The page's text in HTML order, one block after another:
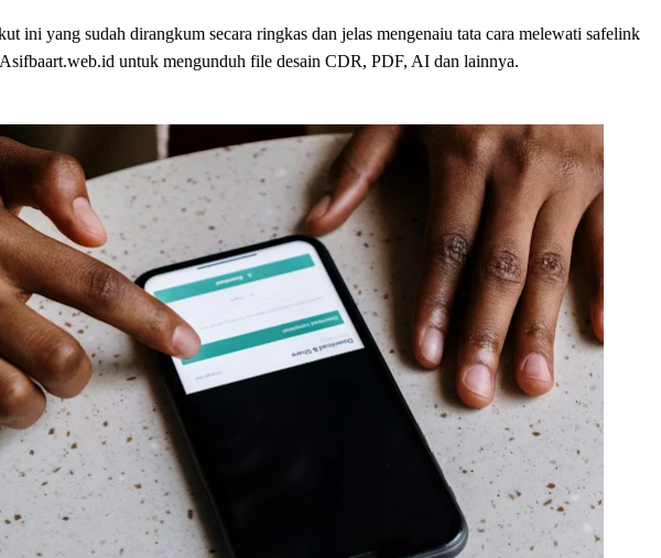
ini yang sudah dirangkum secara ringkas dan jelas mengenaiu tata cara melewati safelink
untuk mengunduh file desain CDR, PDF, AI dan lainnya.